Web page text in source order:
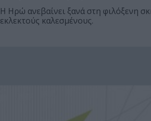
Η Ηρώ ανεβαίνει ξανά στη φιλόξενη
εκλεκτούς καλεσμένους.